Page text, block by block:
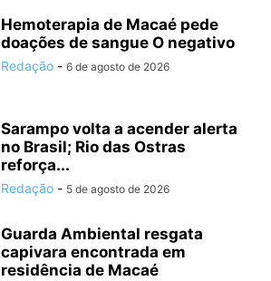
Hemoterapia de Macaé pede
doações de sangue O negativo
Redação - 6 de agosto de 2026
Sarampo volta a acender alerta
no Brasil; Rio das Ostras
reforça...
Redação - 5 de agosto de 2026
Guarda Ambiental resgata
capivara encontrada em
residência de Macaé